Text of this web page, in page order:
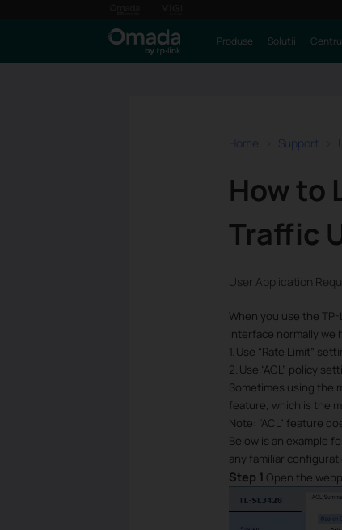
Produse Soluții
Home Support
How to
Traffic
User Application
When you use the
interface normally we
1. Use “Rate Limit”
2. Use “ACL” policy
Sometimes using the
feature, which is the
Note: “ACL” feature
Below is an example
any familiar
Step 1 Open the